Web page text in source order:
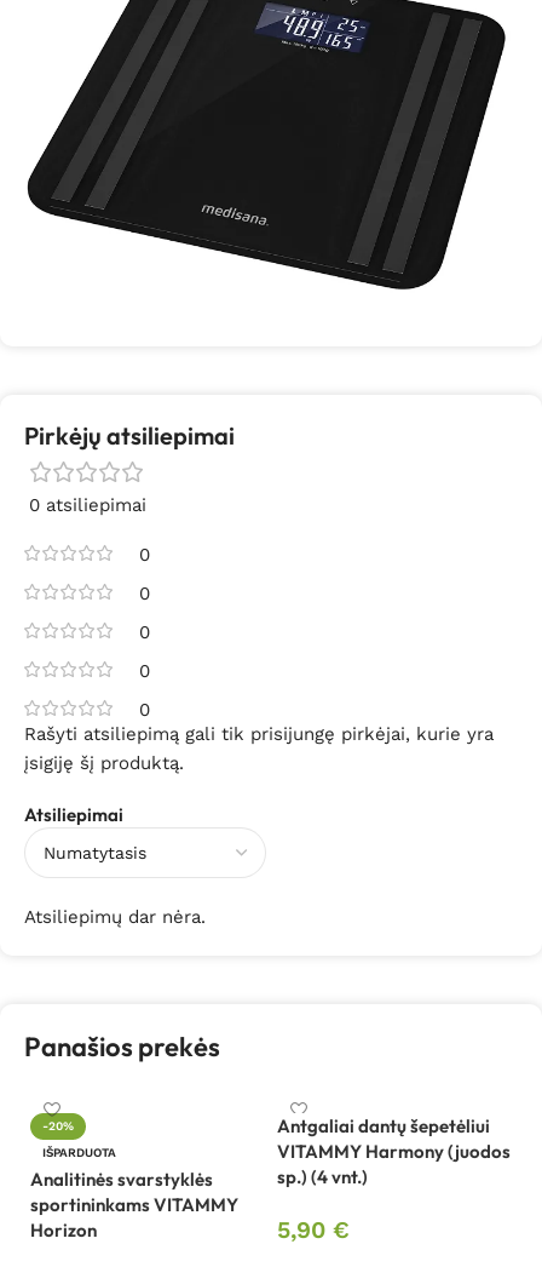
Pirkėjų atsiliepimai
0 atsiliepimai
0
0
0
0
0
Atsiliepimai
Atsiliepimų dar nėra.
Rašyti atsiliepimą gali tik prisijungę pirkėjai, kurie yra
įsigiję šį produktą.
Panašios prekės
-20%
IŠPARDUOTA
Analitinės svarstyklės
sportininkams VITAMMY
Horizon
Antgaliai dantų šepetėliui
VITAMMY Harmony (juodos
sp.) (4 vnt.)
5,90 €